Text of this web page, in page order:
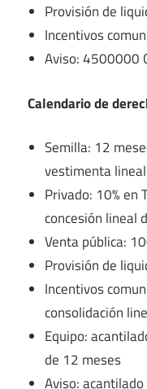
Provisión de
Incentivos
Aviso: 4500000
Calendario de
Semilla: 12
vestimenta lineal
Privado: 10% en
concesión lineal
Venta pública:
Provisión de
Incentivos
consolidación
Equipo:
de 12 meses
Aviso: